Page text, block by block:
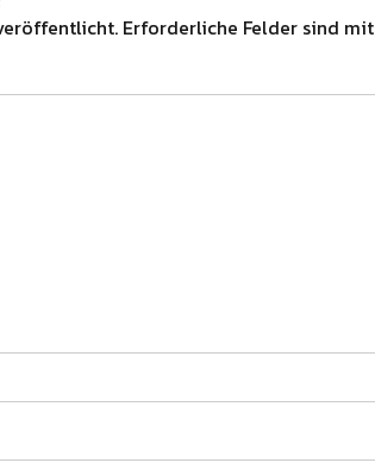
Erforderliche Felder sind mit